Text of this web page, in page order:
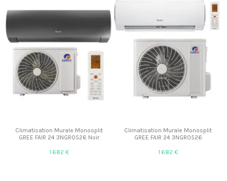
Climatisation Murale Monosplit
GREE FAIR 24 3NGR0526 Noir
1 682 €
Climatisation Murale Monosplit
GREE FAIR 24 3NGR0526
1 682 €